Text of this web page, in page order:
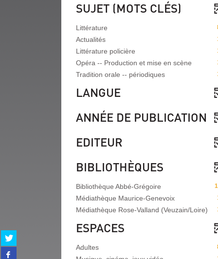
Partager
sur
twitter
Partager
SUJET (MOTS CLÉS)
Littérature
Actualités
Littérature policière
Opéra -- Production et mise en scène
Tradition orale -- périodiques
LANGUE
ANNÉE DE PUBLICATION
EDITEUR
BIBLIOTHÈQUES
Bibliothèque Abbé-Grégoire
Médiathèque Maurice-Genevoix
Médiathèque Rose-Valland (Veuzain/Loire)
ESPACES
Adultes